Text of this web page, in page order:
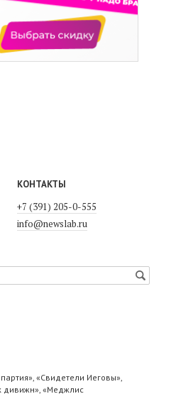
КОНТАКТЫ
+7 (391) 205-0-555
info@newslab.ru
«Свидетели Иеговы»,
дивижн», «Меджлис